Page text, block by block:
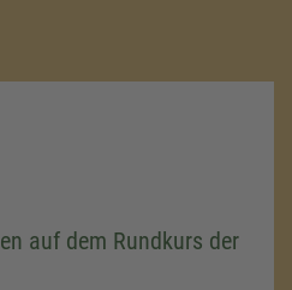
auf dem Rundkurs der